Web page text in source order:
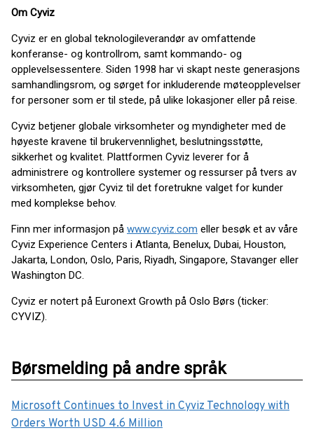
Om Cyviz
Cyviz er en global teknologileverandør av omfattende
konferanse- og kontrollrom, samt kommando- og
opplevelsessentere. Siden 1998 har vi skapt neste generasjons
samhandlingsrom, og sørget for inkluderende møteopplevelser
for personer som er til stede, på ulike lokasjoner eller på reise.
Cyviz betjener globale virksomheter og myndigheter med de
høyeste kravene til brukervennlighet, beslutningsstøtte,
sikkerhet og kvalitet. Plattformen Cyviz leverer for å
administrere og kontrollere systemer og ressurser på tvers av
virksomheten, gjør Cyviz til det foretrukne valget for kunder
med komplekse behov.
Finn mer informasjon på www.cyviz.com eller besøk et av våre
Cyviz Experience Centers i Atlanta, Benelux, Dubai, Houston,
Jakarta, London, Oslo, Paris, Riyadh, Singapore, Stavanger eller
Washington DC.
Cyviz er notert på Euronext Growth på Oslo Børs (ticker:
CYVIZ).
Børsmelding på andre språk
Microsoft Continues to Invest in Cyviz Technology with
Orders Worth USD 4.6 Million